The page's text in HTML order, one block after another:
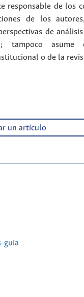
responsable de los
de los
de
tampoco asume
o de la
un artículo
guia